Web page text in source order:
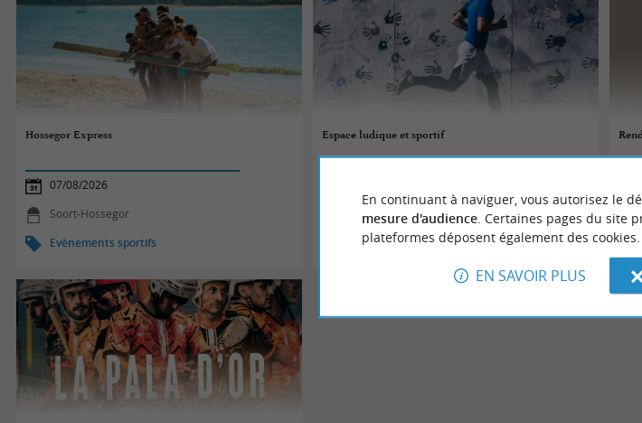
Hossegor Express
07/08/2026
Soort-Hossegor
Evènements sportifs
Espace ludique et sportif
Biscarrosse
Evènements sportifs
En continuant à naviguer, vous autorisez le
mesure d'audience. Certaines pages du site
plateformes déposent également des cookies.
EN SAVOIR PLUS